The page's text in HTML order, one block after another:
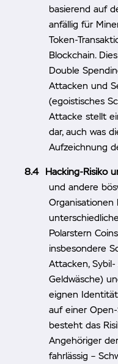
basierend auf
anfällig für
Token-
Blockchain.
Double
Attacken und
(egoistisches
Attacke stellt
dar, auch was
Aufzeichnung
Hacking-Risiko
und andere
Organisationen
Polarstern
insbesondere
Attacken,
Geldwäsche)
eignen
auf einer
besteht das
Angehöriger
fahrlässig –